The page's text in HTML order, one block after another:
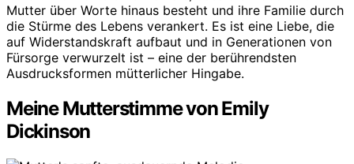
Mutter über Worte hinaus besteht und ihre Familie durch
die Stürme des Lebens verankert. Es ist eine Liebe, die
auf Widerstandskraft aufbaut und in Generationen von
Fürsorge verwurzelt ist – eine der berührendsten
Ausdrucksformen mütterlicher Hingabe.
Meine Mutterstimme von Emily
Dickinson